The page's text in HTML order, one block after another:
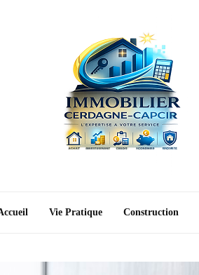
Vie Pratique Construction